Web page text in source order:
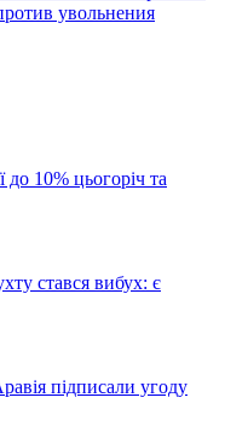
увольнения
до 10% цьогоріч та
стався вибух: є
підписали угоду